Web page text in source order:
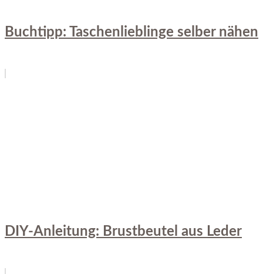
Buchtipp: Taschenlieblinge selber nähen
DIY-Anleitung: Brustbeutel aus Leder